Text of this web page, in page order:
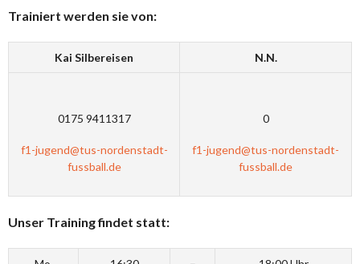
Trainiert werden sie von:
Kai Silbereisen N.N.
0175 9411317
f1-jugend@tus-nordenstadt-
fussball.de
0
f1-jugend@tus-nordenstadt-
fussball.de
Unser Training findet statt: